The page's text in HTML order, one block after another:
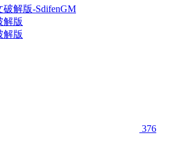
解版
解版
376